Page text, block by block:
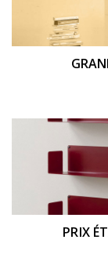
PRIX